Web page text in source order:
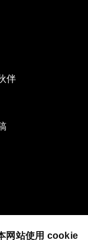
网站使用 cookie
伴